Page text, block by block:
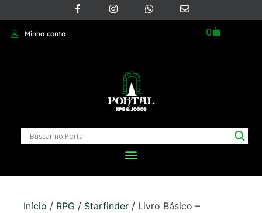
Minha conta 0
Início / RPG / Starfinder / Livro Básico –